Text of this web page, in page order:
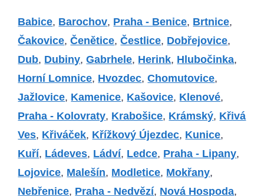
Babice, Barochov, Praha - Benice, Brtnice,
Čakovice,Čenětice,Čestlice, Dobřejovice,
Dub, Dubiny,Gabrhele, Herink, Hlubočinka,
Horní Lomnice, Hvozdec,Chomutovice,
Jažlovice, Kamenice, Kašovice, Klenové,
Praha - Kolovraty, Krabošice, Krámský, Křivá
Ves, Křiváček, Křížkový Újezdec, Kunice,
Kuří, Ládeves, Ládví, Ledce, Praha - Lipany,
Lojovice, Malešín, Modletice, Mokřany,
Nebřenice, Praha - Nedvězí, Nová Hospoda,